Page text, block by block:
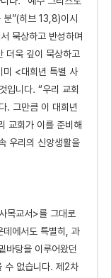
”(히브 13,8)이시
묵상하고 반성하며
더욱 깊이 묵상하고
미 <대희년 특별 사
입니다. “우리 교회
. 그만큼 이 대희년
교회가 이를 준비해
우리의 신앙생활을
목교서>를 그대로
데에서도 특별히, 과
바탕을 이루어왔던
수 없습니다. 제2차